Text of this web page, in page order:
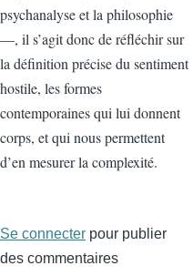
psychanalyse et la philosophie
—, il s’agit donc de réfléchir sur
la définition précise du sentiment
hostile, les formes
contemporaines qui lui donnent
corps, et qui nous permettent
d’en mesurer la complexité.
Se connecter pour publier
des commentaires